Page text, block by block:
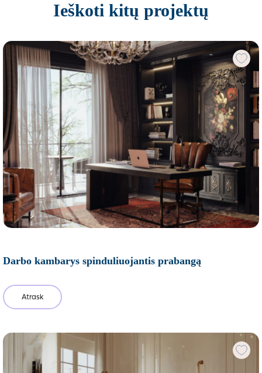
Ieškoti kitų projektų
Darbo kambarys spinduliuojantis prabangą
Atrask